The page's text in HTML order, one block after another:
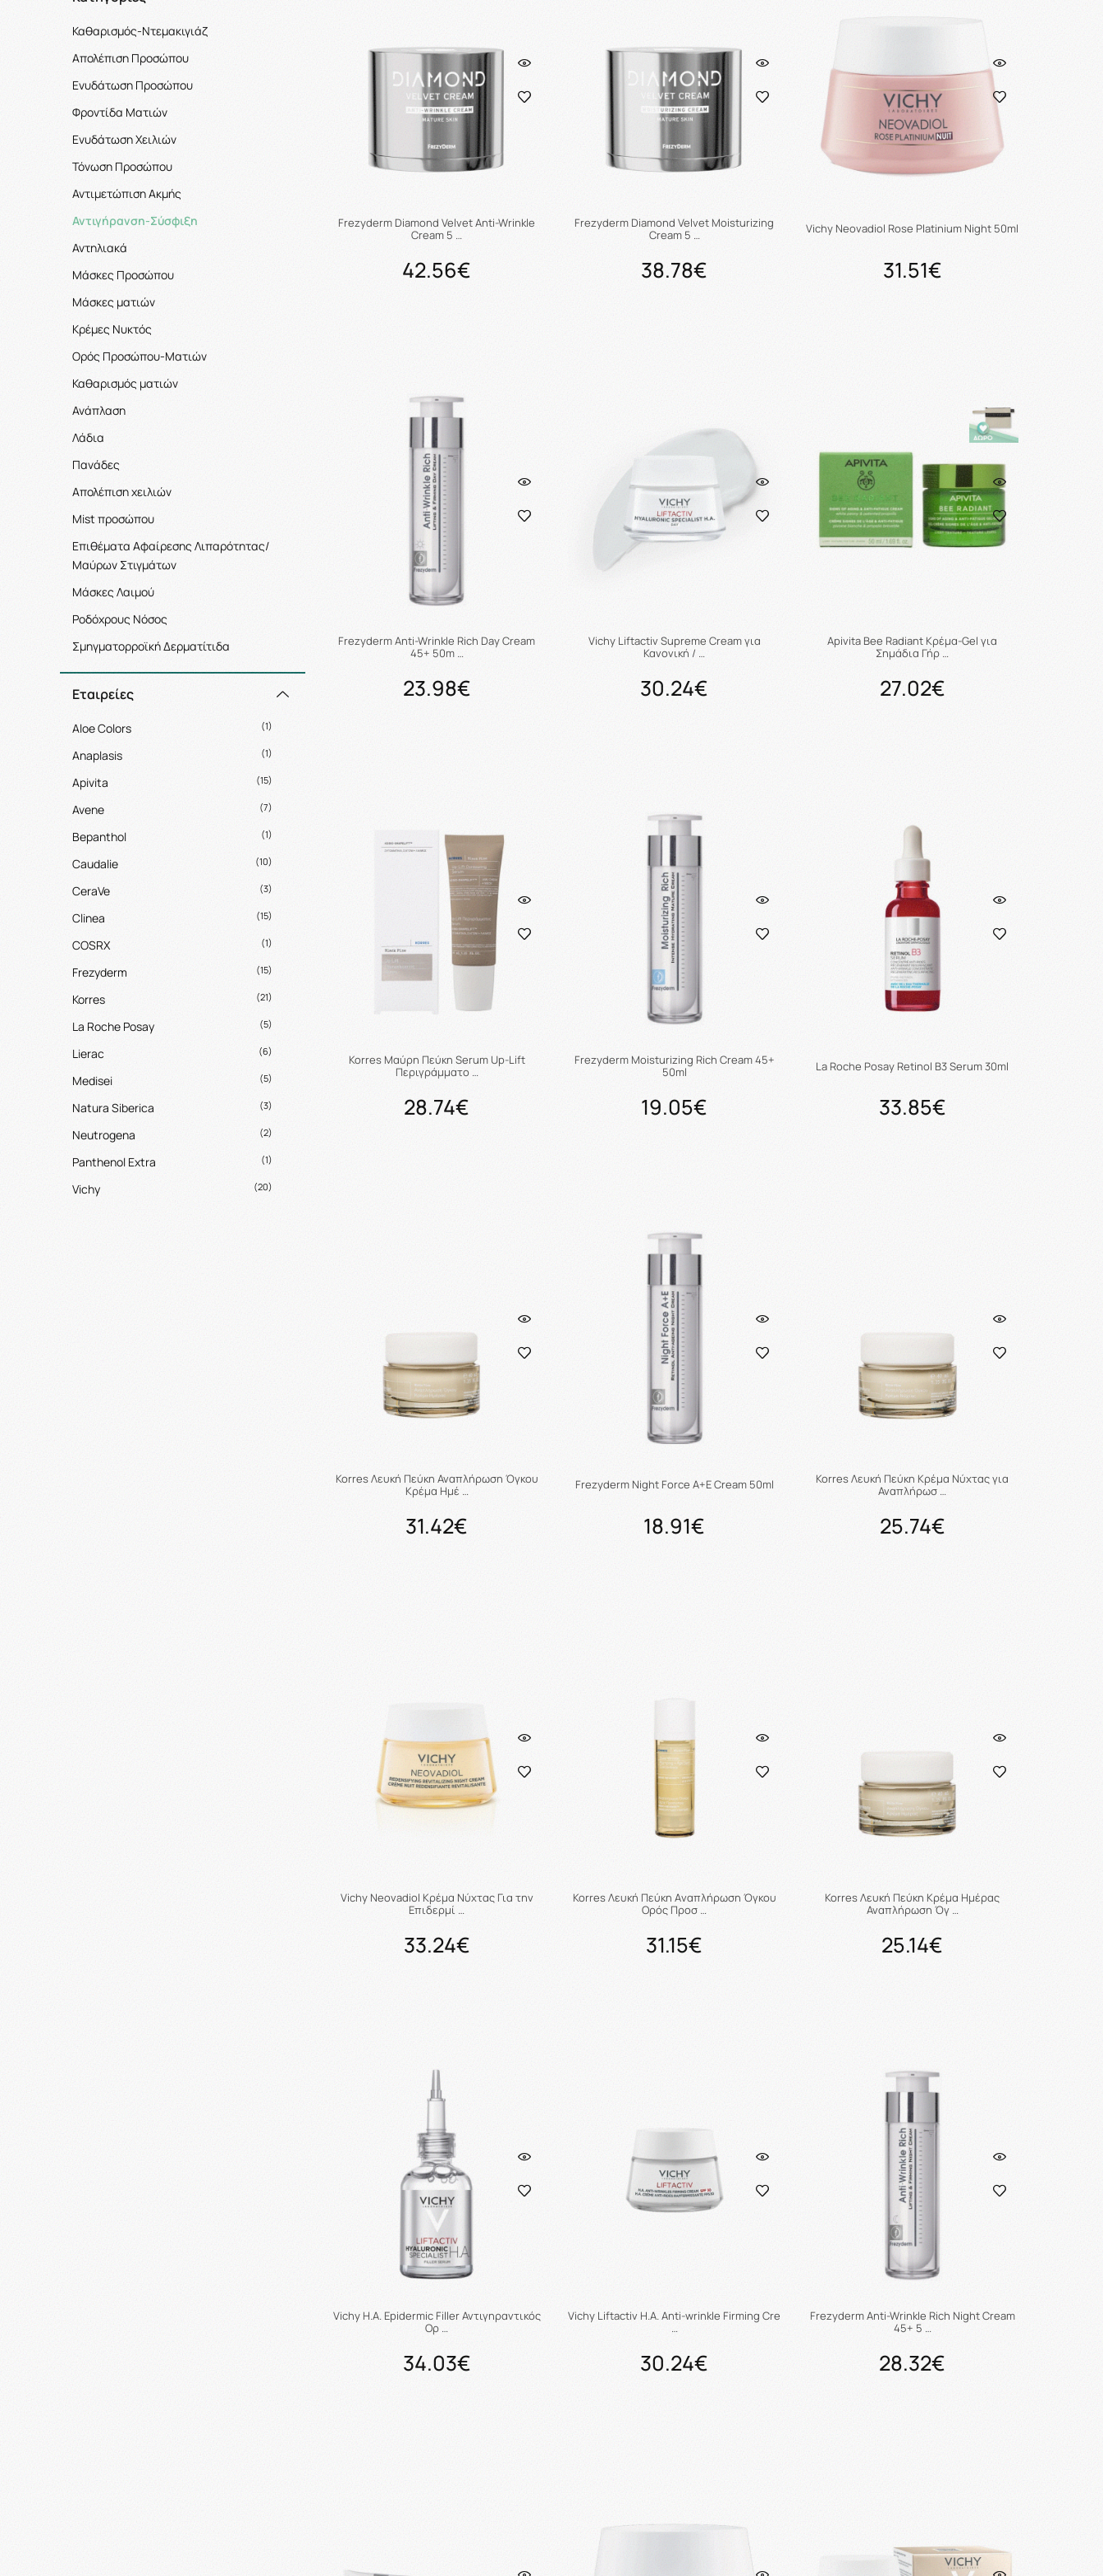
Καθαρισμός-Ντεμακιγιάζ
Απολέπιση Προσώπου
Ενυδάτωση Προσώπου
Φροντίδα Ματιών
Ενυδάτωση Χειλιών
Τόνωση Προσώπου
Αντιμετώπιση Ακμής
Αντιγήρανση-Σύσφιξη
Αντηλιακά
Μάσκες Προσώπου
Μάσκες ματιών
Κρέμες Νυκτός
Ορός Προσώπου-Ματιών
Καθαρισμός ματιών
Ανάπλαση
Λάδια
Πανάδες
Απολέπιση χειλιών
Mist προσώπου
Επιθέματα Αφαίρεσης Λιπαρότητας/
Μαύρων Στιγμάτων
Μάσκες Λαιμού
Ροδόχρους Νόσος
Σμηγματορροϊκή Δερματίτιδα
Εταιρείες
Aloe Colors (1)
Anaplasis (1)
Apivita (15)
Avene (7)
Bepanthol (1)
Caudalie (10)
CeraVe (3)
Clinea (15)
COSRX (1)
Frezyderm (15)
Korres (21)
La Roche Posay (5)
Lierac (6)
Medisei (5)
Natura Siberica (3)
Neutrogena (2)
Panthenol Extra (1)
Vichy (20)
Frezyderm Diamond Velvet Anti-Wrinkle
Cream 5 …
42.56€
Προσθήκη στο καλάθι
Frezyderm Diamond Velvet Moisturizing
Cream 5 …
38.78€
Vichy Neovadiol Rose Platinium Night 50ml
31.51€
Προσθήκη στο καλάθι
Frezyderm Anti-Wrinkle Rich Day Cream
45+ 50m …
23.98€
Προσθήκη στο καλάθι
Vichy Liftactiv Supreme Cream για
Κανονική / …
30.24€
Προσθήκη στο καλάθι
Apivita Bee Radiant Κρέμα-Gel για
Σημάδια Γήρ …
27.02€
Προσθήκη στο καλάθι
Korres Μαύρη Πεύκη Serum Up-Lift
Περιγράμματο …
28.74€
Frezyderm Moisturizing Rich Cream 45+
50ml
19.05€
Προσθήκη στο καλάθι
La Roche Posay Retinol Β3 Serum 30ml
33.85€
Korres Λευκή Πεύκη Αναπλήρωση Όγκου
Κρέμα Ημέ …
31.42€
Frezyderm Night Force A+E Cream 50ml
18.91€
Korres Λευκή Πεύκη Κρέμα Νύχτας για
Αναπλήρωσ …
25.74€
Vichy Neovadiol Κρέμα Νύχτας Για την
Επιδερμί …
33.24€
Προσθήκη στο καλάθι
Korres Λευκή Πεύκη Aναπλήρωση Όγκου
Oρός Προσ …
31.15€
Korres Λευκή Πεύκη Κρέμα Ημέρας
Αναπλήρωση Όγ …
25.14€
Προσθήκη στο καλάθι
Vichy H.A. Epidermic Filler Αντιγηραντικός
Ορ …
34.03€
Vichy Liftactiv H.A. Anti-wrinkle Firming Cre
…
30.24€
Frezyderm Anti-Wrinkle Rich Night Cream
45+ 5 …
28.32€